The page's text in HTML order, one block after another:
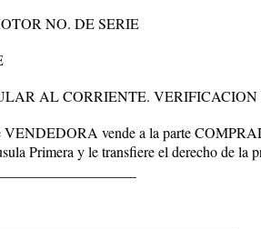
NO. DE SERIE
AL CORRIENTE.
vende a la parte
Primera y le transfiere el derecho de la